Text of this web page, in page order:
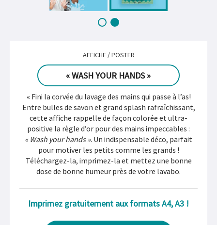
AFFICHE / POSTER
« WASH YOUR HANDS »
« Fini la corvée du lavage des mains qui passe à l’as!
Entre bulles de savon et grand splash rafraîchissant,
cette affiche rappelle de façon colorée et ultra-
positive la règle d’or pour des mains impeccables :
« Wash your hands ». Un indispensable déco, parfait
pour motiver les petits comme les grands !
Téléchargez-la, imprimez-la et mettez une bonne
dose de bonne humeur près de votre lavabo.
Imprimez gratuitement aux formats A4, A3 !